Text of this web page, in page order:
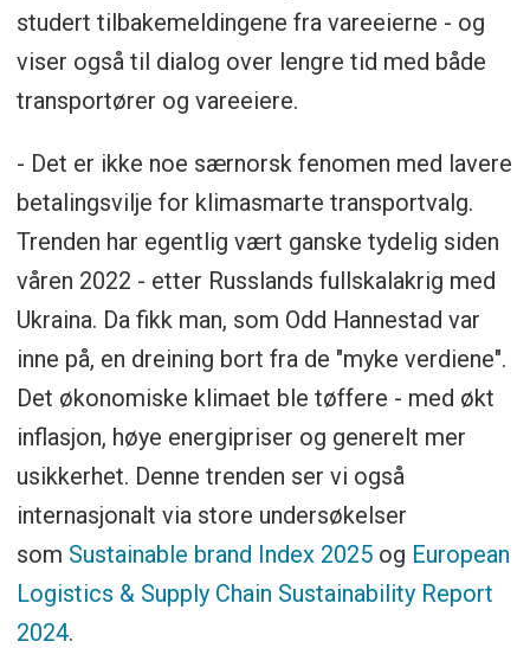
studert tilbakemeldingene fra vareeierne - og
viser også til dialog over lengre tid med både
transportører og vareeiere.
- Det er ikke noe særnorsk fenomen med lavere
betalingsvilje for klimasmarte transportvalg.
Trenden har egentlig vært ganske tydelig siden
våren 2022 - etter Russlands fullskalakrig med
Ukraina. Da fikk man, som Odd Hannestad var
inne på, en dreining bort fra de "myke verdiene".
Det økonomiske klimaet ble tøffere - med økt
inflasjon, høye energipriser og generelt mer
usikkerhet. Denne trenden ser vi også
internasjonalt via store undersøkelser
som Sustainable brand Index 2025og European
Logistics & Supply Chain Sustainability Report
2024.